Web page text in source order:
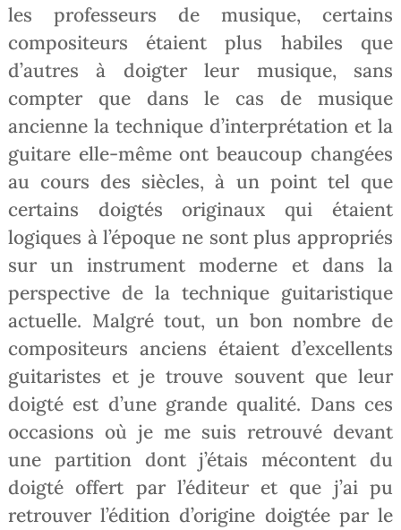
les professeurs de musique, certains
compositeurs étaient plus habiles que
d’autres à doigter leur musique, sans
compter que dans le cas de musique
ancienne la technique d’interprétation et la
guitare elle-même ont beaucoup changées
au cours des siècles, à un point tel que
certains doigtés originaux qui étaient
logiques à l’époque ne sont plus appropriés
sur un instrument moderne et dans la
perspective de la technique guitaristique
actuelle. Malgré tout, un bon nombre de
compositeurs anciens étaient d’excellents
guitaristes et je trouve souvent que leur
doigté est d’une grande qualité. Dans ces
occasions où je me suis retrouvé devant
une partition dont j’étais mécontent du
doigté offert par l’éditeur et que j’ai pu
retrouver l’édition d’origine doigtée par le